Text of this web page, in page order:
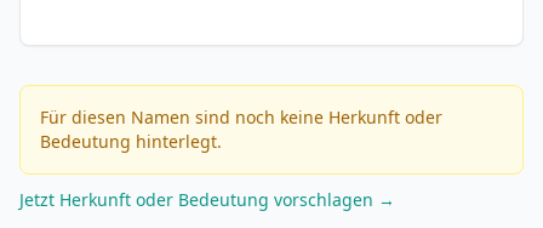
Für diesen Namen sind noch keine Herkunft oder
Bedeutung hinterlegt.
Jetzt Herkunft oder Bedeutung vorschlagen →